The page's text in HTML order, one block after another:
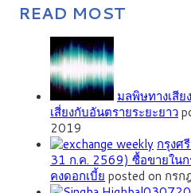
READ MOST
มลพิษทางเสีย
เสี่ยงกับอันตรายระยะยาว
2019
กรุงศ
31 ก.ค. 2569) ซื้อขายใน
คงดอกเบี้ย posted on กร